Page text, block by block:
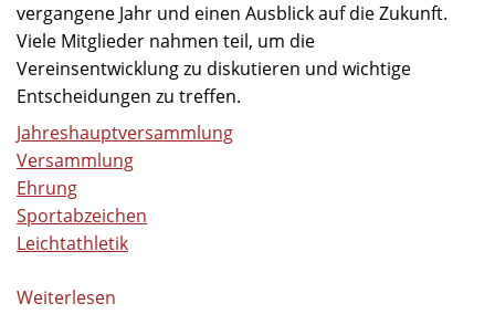
vergangene Jahr und einen Ausblick auf die Zukunft.
Viele Mitglieder nahmen teil, um die
Vereinsentwicklung zu diskutieren und wichtige
Entscheidungen zu treffen.
Jahreshauptversammlung
Versammlung
Ehrung
Sportabzeichen
Leichtathletik
Weiterlesen